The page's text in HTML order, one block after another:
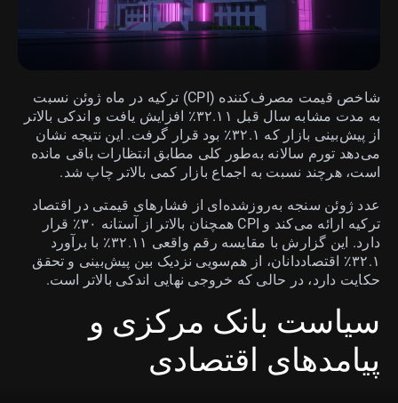
شاخص قیمت مصرف‌کننده (CPI) ترکیه در ماه ژوئن نسبت
به مدت مشابه سال قبل ۳۲.۱۱٪ افزایش یافت و اندکی بالاتر
از پیش‌بینی بازار که ۳۲.۱٪ بود قرار گرفت. این نتیجه نشان
می‌دهد تورم سالانه به‌طور کلی مطابق انتظارات باقی مانده
است، هرچند نسبت به اجماع بازار کمی بالاتر چاپ شد.
عدد ژوئن سنجه به‌روزشده‌ای از فشارهای قیمتی در اقتصاد
ترکیه ارائه می‌کند و CPI همچنان بالاتر از آستانه ۳۰٪ قرار
دارد. این گزارش با مقایسه رقم واقعی ۳۲.۱۱٪ با برآورد
۳۲.۱٪ اقتصاددانان، از هم‌سویی نزدیک بین پیش‌بینی و تحقق
حکایت دارد، در حالی که خروجی نهایی اندکی بالاتر است.
سیاست بانک مرکزی و
پیامدهای اقتصادی